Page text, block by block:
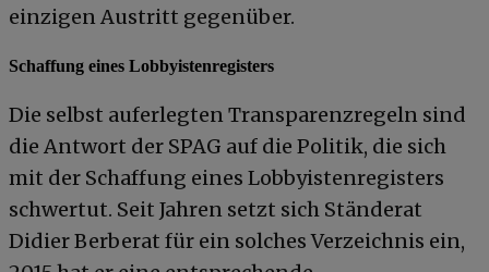
einzigen Austritt gegenüber.
Schaffung eines Lobbyistenregisters
Die selbst auferlegten Transparenzregeln sind
die Antwort der SPAG auf die Politik, die sich
mit der Schaffung eines Lobbyistenregisters
schwertut. Seit Jahren setzt sich Ständerat
Didier Berberat für ein solches Verzeichnis ein,